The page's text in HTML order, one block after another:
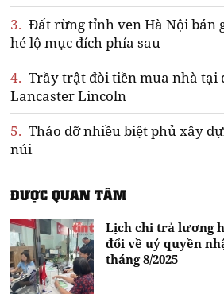
3. Đất rừng tỉnh ven Hà Nội bán
hé lộ mục đích phía sau
4. Trầy trật đòi tiền mua nhà tại
Lancaster Lincoln
5. Tháo dỡ nhiều biệt phủ xây
núi
ĐƯỢC QUAN TÂM
Lịch chi trả lương
đổi về uỷ quyền
tháng 8/2025